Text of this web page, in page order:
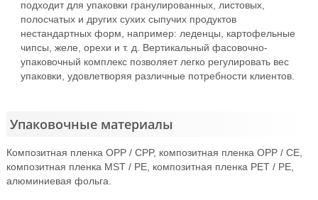
подходит для упаковки гранулированных, листовых,
полосчатых и других сухих сыпучих продуктов
нестандартных форм, например: леденцы, картофельные
чипсы, желе, орехи и т. д. Вертикальный фасовочно-
упаковочный комплекс позволяет легко регулировать вес
упаковки, удовлетворяя различные потребности клиентов.
Упаковочные материалы
Композитная пленка OPP / CPP, композитная пленка OPP / CE,
композитная пленка MST / PE, композитная пленка PET / PE,
алюминиевая фольга.